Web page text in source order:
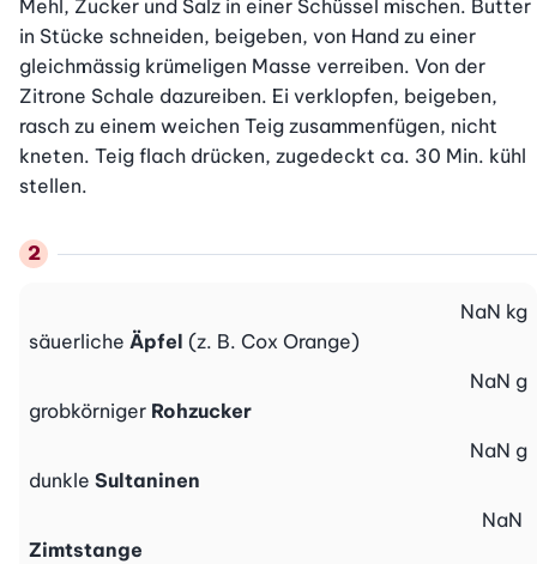
Mehl, Zucker und Salz in einer Schüssel mischen. Butter
in Stücke schneiden, beigeben, von Hand zu einer
gleichmässig krümeligen Masse verreiben. Von der
Zitrone Schale dazureiben. Ei verklopfen, beigeben,
rasch zu einem weichen Teig zusammenfügen, nicht
kneten. Teig flach drücken, zugedeckt ca. 30 Min. kühl
stellen.
säuerliche Äpfel (z. B. Cox Orange)
NaN kg
grobkörniger Rohzucker
NaN g
dunkle Sultaninen
NaN g
Zimtstange
NaN